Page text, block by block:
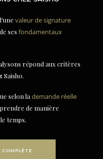
valeur de signature
ses fondamentaux
répond aux critères
Saisho.
selon la demande réelle
de manière
temps.
COMPLÈTE